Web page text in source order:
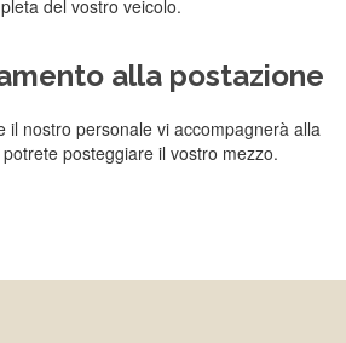
del vostro veicolo.
alla postazione
il nostro personale vi accompagnerà alla
posteggiare il vostro mezzo.